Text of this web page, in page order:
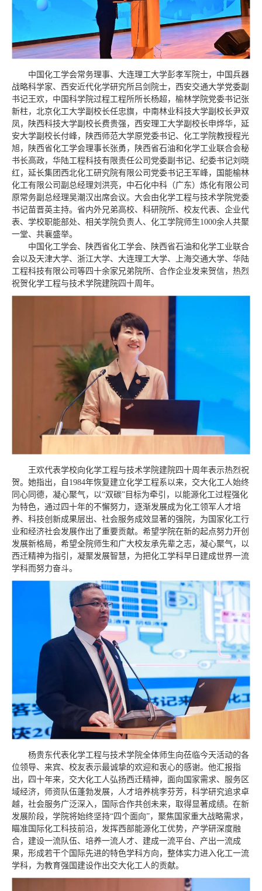
中国化工学会常务理事、大连理工大学彭孝军院士，中国兵器
战略科学家、西安近代化学研究所吕剑院士，西安交通大学党委副
书记王欢，中国科学院过程工程所所长杨超，榆林学院党委书记张
新柱，北京化工大学副校长任忠旗，中南林业科技大学副校长尹双
凤，陕西科技大学副校长费贵强，西安理工大学副校长申烨华，延
安大学副校长付峰，陕西师范大学原党委书记、化工学院教授程光
旭，陕西省化工学会理事长张勇，陕西省石油和化学工业联合会秘
书长高政，华陆工程科技有限责任公司党委副书记、纪委书记刘晓
红，延长集团西北化工研究院有限公司党委书记王军峰，国能榆林
化工有限公司副总经理刘洪亮，中石化中科（广东）炼化有限公司
原常务副总经理吴潮汉出席会议。大会由化学工程与技术学院党委
书记苗晋英主持。省内外兄弟高校、科研院所、校友代表、企业代
表、学校职能部处、相关学院负责人、化工学院师生1000余人共聚
一堂、共襄盛举。
中国化工学会、陕西省化工学会、陕西省石油和化学工业联合
会以及天津大学、浙江大学、大连理工大学、上海交通大学、华陆
工程科技有限公司等四十余家兄弟院所、合作企业发来贺信，热烈
祝贺化学工程与技术学院建院四十周年。
王欢代表学校向化学工程与技术学院建院四十周年表示热烈祝
贺。她指出，自1984年恢复建立化学工程系以来，交大化工人始终
同心同德，凝心聚气，以“双碳”目标为牵引，以能源化工过程强化
为特色，通过四十年的不懈努力，逐渐发展成为化工领军人才培
养、科技创新成果层出、社会服务成效显著的强院，为国家化工行
业和经济社会发展作出了重要贡献。希望学院在新的起点努力开创
发展新格局，希望全院师生和广大校友承先辈之志，凝心聚气，以
西迁精神为指引，凝聚发展智慧，为把化工学科早日建成世界一流
学科而努力奋斗。
杨贵东代表化学工程与技术学院全体师生向莅临今天活动的各
位领导、来宾、校友表示最诚挚的欢迎和衷心的感谢。他汇报指
出，四十年来，交大化工人弘扬西迁精神，面向国家需求、服务区
域经济，师资队伍蓬勃发展，人才培养桃李芬芳，科学研究追求卓
越，社会服务广泛深入，国际合作共创未来，取得显著成绩。在新
发展阶段，学院将始终坚持“四个面向”，聚焦国家重大战略需求，
瞄准国际化工科技前沿，发挥西部能源化工优势，产学研深度融
合，建设一流队伍、培养一流人才、建成一流平台、产出一流成
果，形成若干个国际先进的特色学科方向，整体实力进入化工一流
学科，为教育强国建设作出交大化工人的贡献。